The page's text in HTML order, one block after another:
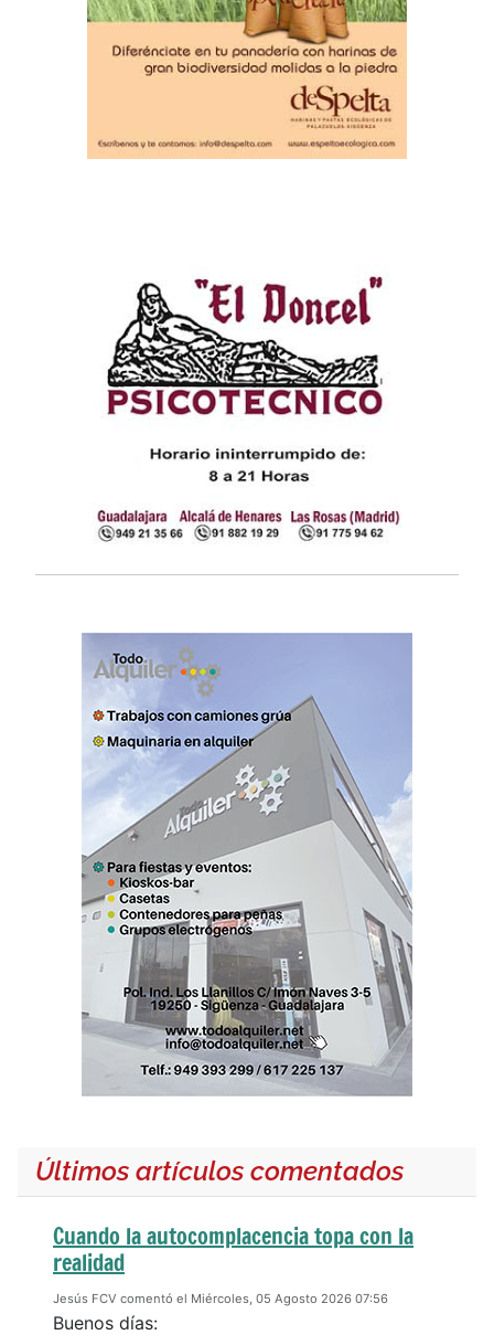
Últimos artículos comentados
Cuando la autocomplacencia topa con la
realidad
Jesús FCV comentó el Miércoles, 05 Agosto 2026 07:56
Buenos días: